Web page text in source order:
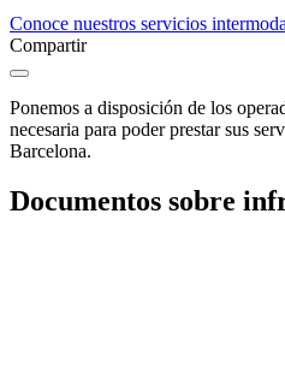
Conoce nuestros servicios
Compartir
Ponemos a disposición de los
necesaria para poder prestar sus
Barcelona.
Documentos sobre